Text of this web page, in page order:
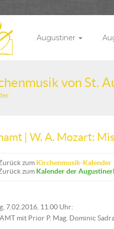
Augustiner
von St.
| W. A. Mozart:
zum Kirchenmusik-Kalender
zum Kalender der
7.02.2016, 11.00 Uhr:
mit Prior P. Mag. Dominic